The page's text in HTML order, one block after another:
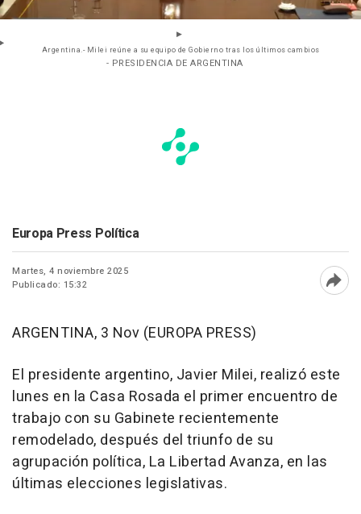
Argentina.- Milei reúne a su equipo de Gobierno tras los últimos cambios
- PRESIDENCIA DE ARGENTINA
Europa Press Política
Martes, 4 noviembre 2025
Publicado: 15:32
ARGENTINA, 3 Nov (EUROPA PRESS)
El presidente argentino, Javier Milei, realizó este
lunes en la Casa Rosada el primer encuentro de
trabajo con su Gabinete recientemente
remodelado, después del triunfo de su
agrupación política, La Libertad Avanza, en las
últimas elecciones legislativas.